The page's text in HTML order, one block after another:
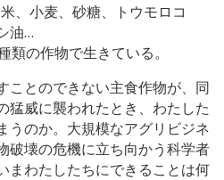
米、小麦、砂糖、トウモロコ
油…
の作物で生きている。
ことのできない主食作物が、同
猛威に襲われたとき、わたした
うのか。大規模なアグリビジネ
破壊の危機に立ち向かう科学者
まわたしたちにできることは何